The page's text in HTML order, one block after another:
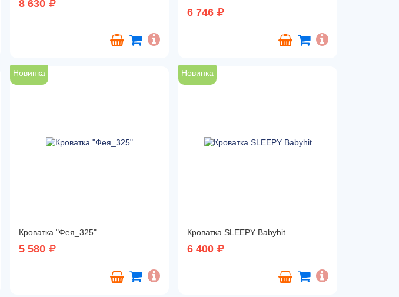
8 630
6 746
Новинка
Кроватка "Фея_325"
5 580
Новинка
Кроватка SLEEPY Babyhit
6 400